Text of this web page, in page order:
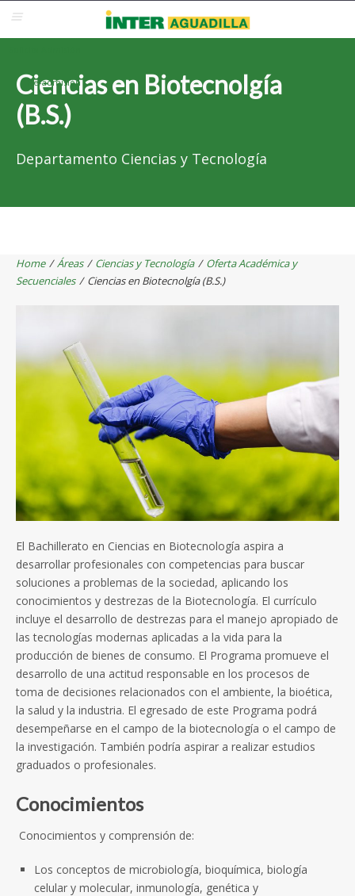
Correo Electrónico
Re-admisión
Ciencias en Biotecnolgía
(B.S.)
Departamento Ciencias y Tecnología
Home /Áreas / Ciencias y Tecnología / Oferta Académica y
Secuenciales / Ciencias en Biotecnolgía (B.S.)
El Bachillerato en Ciencias en Biotecnología aspira a
desarrollar profesionales con competencias para buscar
soluciones a problemas de la sociedad, aplicando los
conocimientos y destrezas de la Biotecnología. El currículo
incluye el desarrollo de destrezas para el manejo apropiado de
las tecnologías modernas aplicadas a la vida para la
producción de bienes de consumo. El Programa promueve el
desarrollo de una actitud responsable en los procesos de
toma de decisiones relacionados con el ambiente, la bioética,
la salud y la industria. El egresado de este Programa podrá
desempeñarse en el campo de la biotecnología o el campo de
la investigación. También podría aspirar a realizar estudios
graduados o profesionales.
Conocimientos
Conocimientos y comprensión de:
Los conceptos de microbiología, bioquímica, biología
celular y molecular, inmunología, genética y